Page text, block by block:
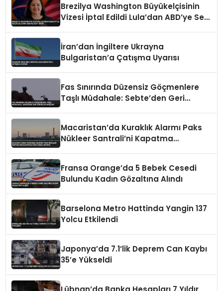
Brezilya Washington Büyükelçisinin
Vizesi İptal Edildi Lula’dan ABD’ye Sert
İran’dan İngiltere Ukrayna
Bulgaristan’a Çatışma Uyarısı
Fas Sınırında Düzensiz Göçmenlere
Taşlı Müdahale: Sebte’den Geri
Macaristan’da Kuraklık Alarmı Paks
Nükleer Santrali’ni Kapatma
Fransa Orange’da 5 Bebek Cesedi
Bulundu Kadın Gözaltına Alındı
Barselona Metro Hattinda Yangin 137
Yolcu Etkilendi
Japonya’da 7.1’lik Deprem Can Kaybı
35’e Yükseldi